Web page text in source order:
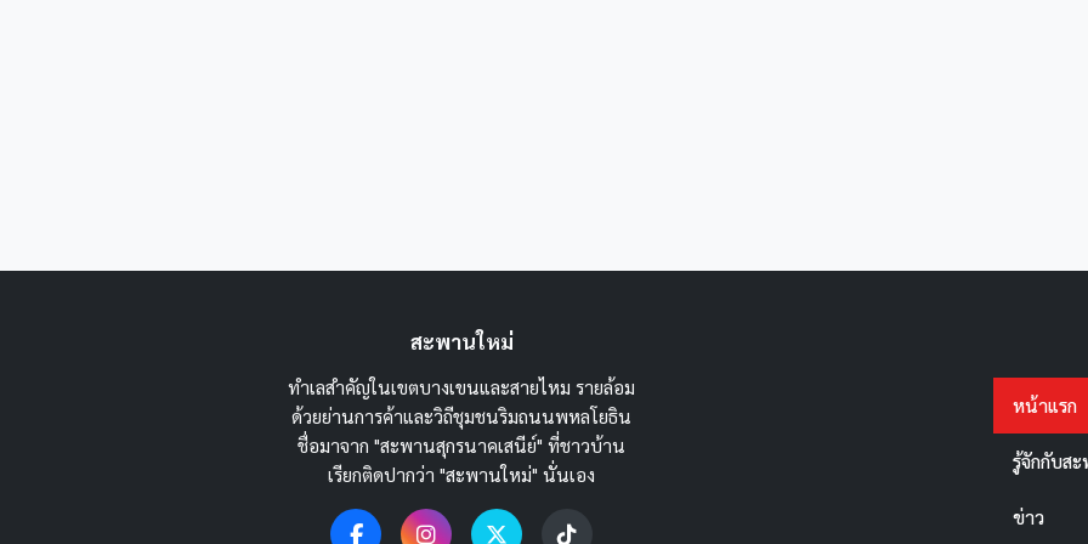
สะพานใหม่
ทำเลสำคัญในเขตบางเขนและสายไหม รายล้อม
ด้วยย่านการค้าและวิถีชุมชนริมถนนพหลโยธิน
ชื่อมาจาก "สะพานสุกรนาคเสนีย์" ที่ชาวบ้าน
เรียกติดปากว่า "สะพานใหม่" นั่นเอง
หน้าแรก
รู้จักกับส
ข่าว